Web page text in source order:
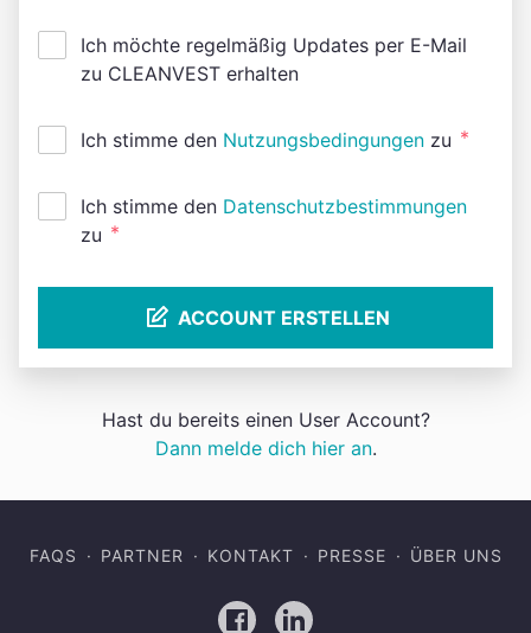
Ich möchte regelmäßig Updates per E-Mail
zu CLEANVEST erhalten
Ich stimme den Nutzungsbedingungen zu *
Ich stimme den Datenschutzbestimmungen
zu *
ACCOUNT ERSTELLEN
Hast du bereits einen User Account?
Dann melde dich hier an.
FAQS PARTNER KONTAKT PRESSE ÜBER UNS